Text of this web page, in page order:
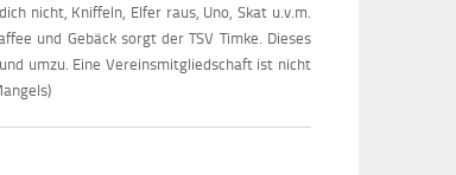
nicht, Kniffeln, Elfer raus, Uno, Skat u.v.m.
und Gebäck sorgt der TSV Timke. Dieses
umzu. Eine Vereinsmitgliedschaft ist nicht